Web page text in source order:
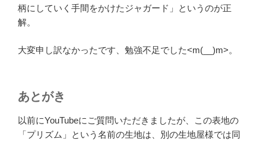
柄にしていく手間をかけたジャガード」というのが正
解。
大変申し訳なかったです、勉強不足でした<m(__)m>。
あとがき
以前にYouTubeにご質問いただきましたが、この表地の
「プリズム」という名前の生地は、別の生地屋様では同